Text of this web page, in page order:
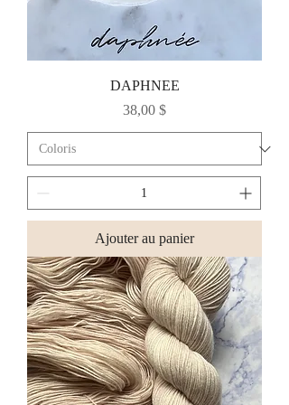
DAPHNEE
Prix
38,00 $
Ajouter au panier